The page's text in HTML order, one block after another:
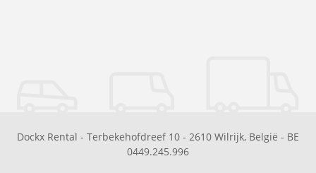
Dockx Rental - Terbekehofdreef 10 - 2610 Wilrijk, België - BE
0449.245.996